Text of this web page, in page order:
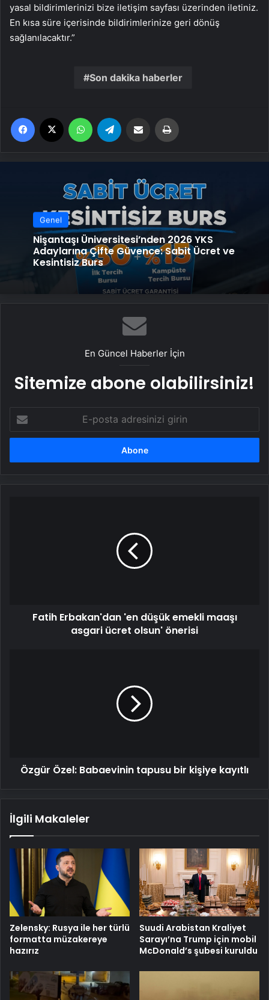
yasal bildirimlerinizi bize iletişim sayfası üzerinden iletiniz.
En kısa süre içerisinde bildirimlerinize geri dönüş
sağlanılacaktır.”
Son dakika haberler
Facebook WhatsApp Email'den paylaş
Genel
Nişantaşı Üniversitesi’nden 2026 YKS
Adaylarına Çifte Güvence: Sabit Ücret ve
Kesintisiz Burs
En Güncel Haberler İçin
Sitemize abone olabilirsiniz!
posta
adresinizi
önerisiFatih Erbakan'dan 'en düşük emekli maaşı
asgari ücret olsun' önerisi
Özgür Özel: Babaevinin tapusu bir kişiye kayıtlı
İlgili Makaleler
Zelensky: Rusya ile her türlü
formatta müzakereye
hazırız
Suudi Arabistan Kraliyet
Sarayı’na Trump için mobil
McDonald’s şubesi kuruldu